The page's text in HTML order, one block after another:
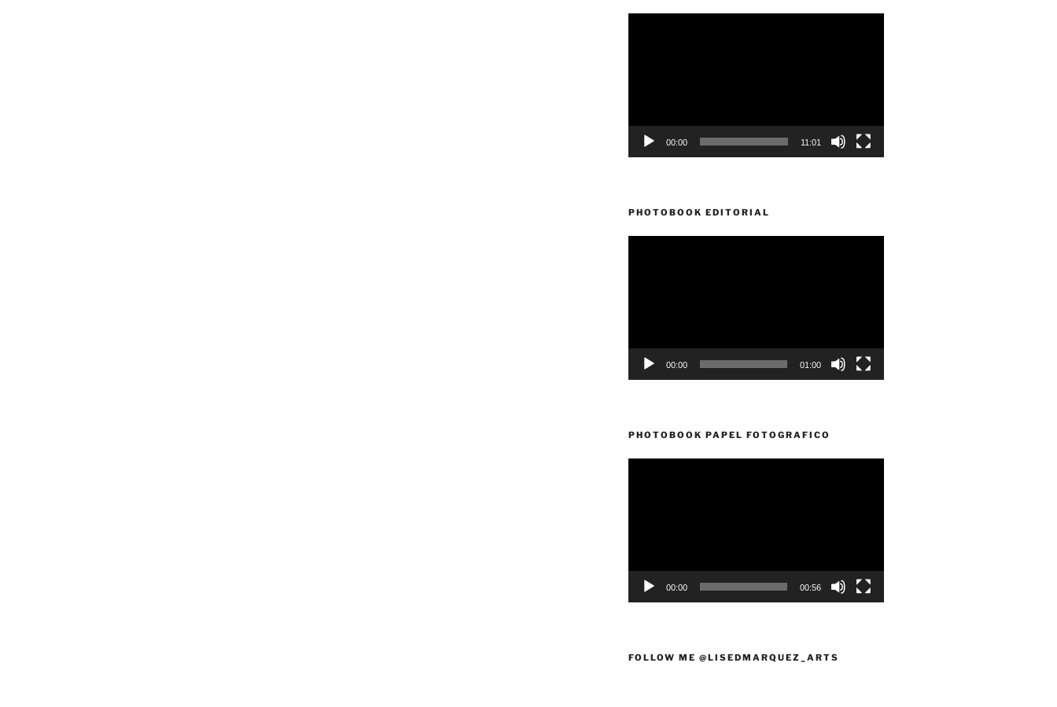
00:00 11:01
PHOTOBOOK EDITORIAL
00:00 01:00
PHOTOBOOK PAPEL FOTOGRAFICO
00:00 00:56
FOLLOW ME @LISEDMARQUEZ_ARTS